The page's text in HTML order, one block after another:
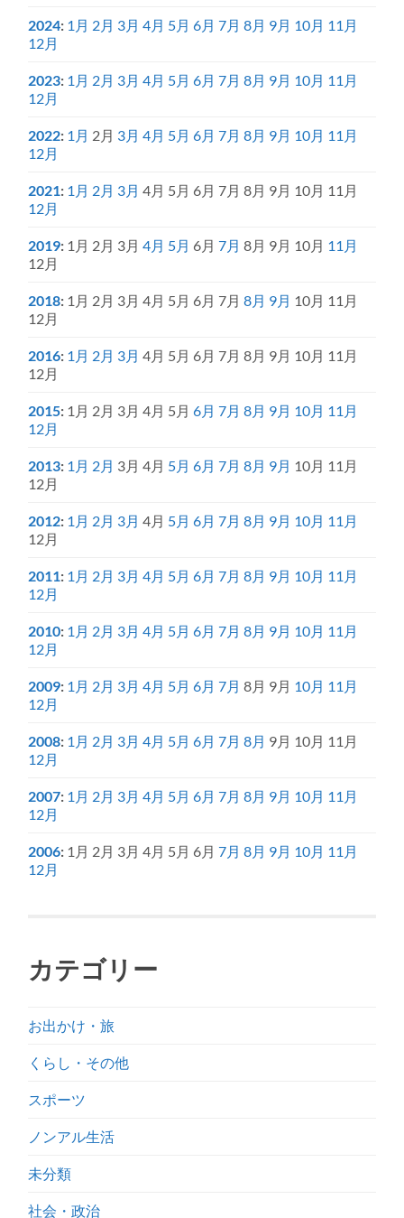
2024: 1月 2月 3月 4月 5月 6月 7月 8月 9月 10月 11月
12月
2023: 1月 2月 3月 4月 5月 6月 7月 8月 9月 10月 11月
12月
2022: 1月 2月 3月 4月 5月 6月 7月 8月 9月 10月 11月
12月
2021: 1月 2月 3月 4月 5月 6月 7月 8月 9月 10月 11月
12月
2019: 1月 2月 3月 4月 5月 6月 7月 8月 9月 10月 11月
12月
2018: 1月 2月 3月 4月 5月 6月 7月 8月 9月 10月 11月
12月
2016: 1月 2月 3月 4月 5月 6月 7月 8月 9月 10月 11月
12月
2015: 1月 2月 3月 4月 5月 6月 7月 8月 9月 10月 11月
12月
2013: 1月 2月 3月 4月 5月 6月 7月 8月 9月 10月 11月
12月
2012: 1月 2月 3月 4月 5月 6月 7月 8月 9月 10月 11月
12月
2011: 1月 2月 3月 4月 5月 6月 7月 8月 9月 10月 11月
12月
2010: 1月 2月 3月 4月 5月 6月 7月 8月 9月 10月 11月
12月
2009: 1月 2月 3月 4月 5月 6月 7月 8月 9月 10月 11月
12月
2008: 1月 2月 3月 4月 5月 6月 7月 8月 9月 10月 11月
12月
2007: 1月 2月 3月 4月 5月 6月 7月 8月 9月 10月 11月
12月
2006: 1月 2月 3月 4月 5月 6月 7月 8月 9月 10月 11月
12月
カテゴリー
お出かけ・旅
くらし・その他
スポーツ
ノンアル生活
未分類
社会・政治